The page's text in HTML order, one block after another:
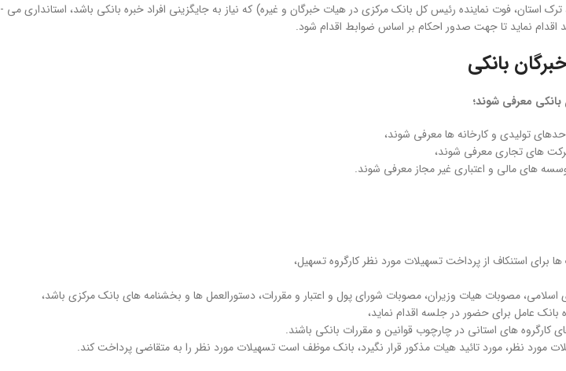
در صورت وجود دليل قانونی (از جمله؛ ترک خدمت،‌ ترک استان، فوت نماينده رئيس كل بانک مركزی در هيات خبرگان و غيره) كه نياز به جايگزينی افراد خبره بانكی باشد، استانداری می ­
اقدام نمايد تا جهت صدور احكام بر اساس ضوابط اقدام شود.
بانکی
بانکی معرفی شوند؛
توليدی و کارخانه ­ها معرفی شوند،
شركت ­های تجاری معرفی شوند،
­های مالی و اعتباری غير مجاز معرفی شوند.
برای استنكاف از پرداخت تسهيلات مورد نظر كارگروه تسهيل،
مصوبات هيات وزيران، ‌مصوبات شورای پول و اعتبار و مقررات، دستورالعمل ­ها و بخشنامه ­های بانک مركزی باشد،
عامل برای حضور در جلسه اقدام نمايد،
های استانی در چارچوب قوانين و مقررات بانكی باشند.
مورد نظر، مورد تائيد هيات مذکور قرار نگيرد، بانک موظف است تسهيلات مورد نظر را به متقاضی پرداخت كند.